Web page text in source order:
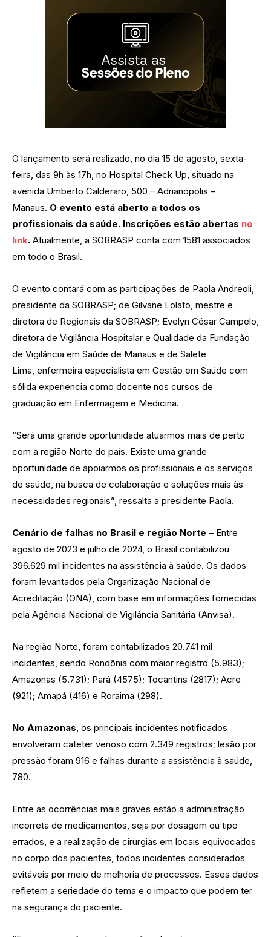
O lançamento será realizado, no dia 15 de agosto, sexta-
feira, das 9h às 17h, no Hospital Check Up, situado na
avenida Umberto Calderaro, 500 – Adrianópolis –
Manaus. O evento está aberto a todos os
profissionais da saúde. Inscrições estão abertas no
link. Atualmente, a SOBRASP conta com 1581 associados
em todo o Brasil.
O evento contará com as participações de Paola Andreoli,
presidente da SOBRASP; de Gilvane Lolato, mestre e
diretora de Regionais da SOBRASP; Evelyn César Campelo,
diretora de Vigilância Hospitalar e Qualidade da Fundação
de Vigilância em Saúde de Manaus e de Salete
Lima, enfermeira especialista em Gestão em Saúde com
sólida experiencia como docente nos cursos de
graduação em Enfermagem e Medicina.
“Será uma grande oportunidade atuarmos mais de perto
com a região Norte do país. Existe uma grande
oportunidade de apoiarmos os profissionais e os serviços
de saúde, na busca de colaboração e soluções mais às
necessidades regionais”, ressalta a presidente Paola.
Cenário de falhas no Brasil e região Norte – Entre
agosto de 2023 e julho de 2024, o Brasil contabilizou
396.629 mil incidentes na assistência à saúde. Os dados
foram levantados pela Organização Nacional de
Acreditação (ONA), com base em informações fornecidas
pela Agência Nacional de Vigilância Sanitária (Anvisa).
Na região Norte, foram contabilizados 20.741 mil
incidentes, sendo Rondônia com maior registro (5.983);
Amazonas (5.731); Pará (4575); Tocantins (2817); Acre
(921); Amapá (416) e Roraima (298).
No Amazonas, os principais incidentes notificados
envolveram cateter venoso com 2.349 registros; lesão por
pressão foram 916 e falhas durante a assistência à saúde,
780.
Entre as ocorrências mais graves estão a administração
incorreta de medicamentos, seja por dosagem ou tipo
errados, e a realização de cirurgias em locais equivocados
no corpo dos pacientes, todos incidentes considerados
evitáveis por meio de melhoria de processos. Esses dados
refletem a seriedade do tema e o impacto que podem ter
na segurança do paciente.